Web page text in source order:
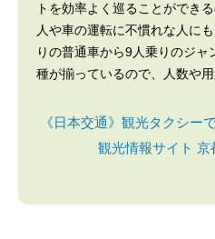
トを効率よく巡ることができ
人や車の運転に不慣れな人に
りの普通車から9人乗りのジ
種が揃っているので、人数や
《日本交通》観光タクシー
観光情報サイト 京